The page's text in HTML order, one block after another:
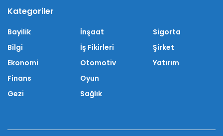
Kategoriler
Bayilik
Bilgi
Ekonomi
Finans
Gezi
İnşaat
İş Fikirleri
Otomotiv
Oyun
Sağlık
Sigorta
Şirket
Yatırım